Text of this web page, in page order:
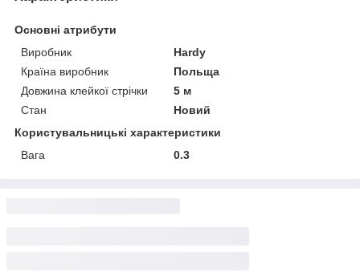
Основні атрибути
Виробник
Hardy
Країна виробник
Польща
Довжина клейкої стрічки
5 м
Стан
Новий
Користувальницькі характеристики
Вага
0.3